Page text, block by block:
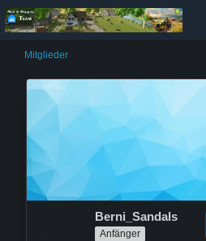
Mitglieder
Berni_Sandals
Anfänger